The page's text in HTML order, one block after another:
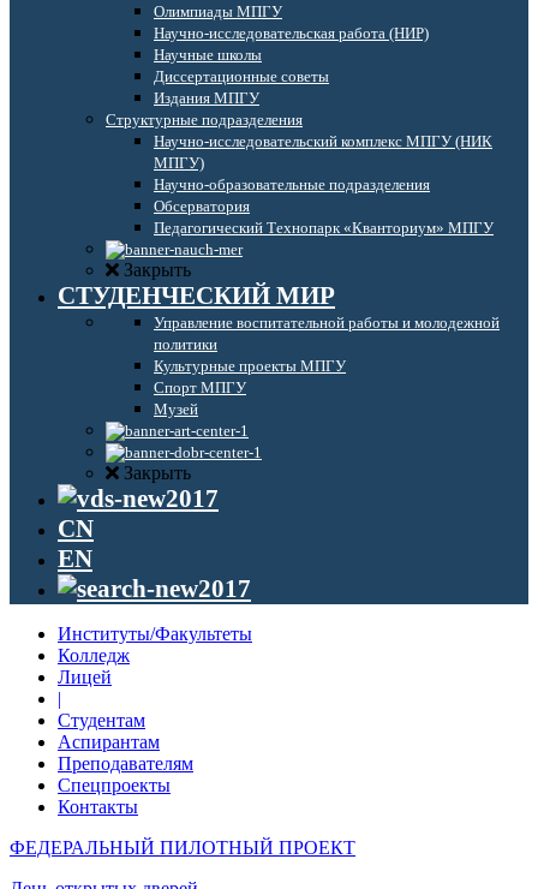
Олимпиады МПГУ
Научно-исследовательская работа (НИР)
Научные школы
Диссертационные советы
Издания МПГУ
Структурные подразделения
Научно-исследовательский комплекс МПГУ (НИК
МПГУ)
Научно-образовательные подразделения
Обсерватория
Педагогический Технопарк «Кванториум» МПГУ
Закрыть
СТУДЕНЧЕСКИЙ МИР
Управление воспитательной работы и молодежной
политики
Культурные проекты МПГУ
Спорт МПГУ
Музей
Закрыть
CN
EN
Институты/Факультеты
Колледж
Лицей
|
Студентам
Аспирантам
Преподавателям
Спецпроекты
Контакты
ФЕДЕРАЛЬНЫЙ ПИЛОТНЫЙ ПРОЕКТ